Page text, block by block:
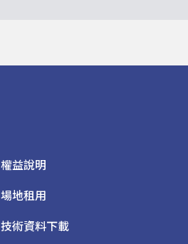
權益說明
場地租用
技術資料下載